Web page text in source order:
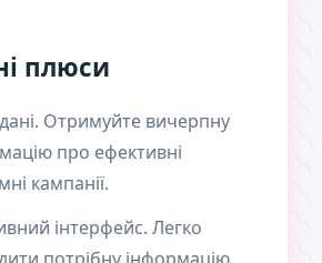
плюси
Отримуйте вичерпну
про ефективні
кампанії.
інтерфейс. Легко